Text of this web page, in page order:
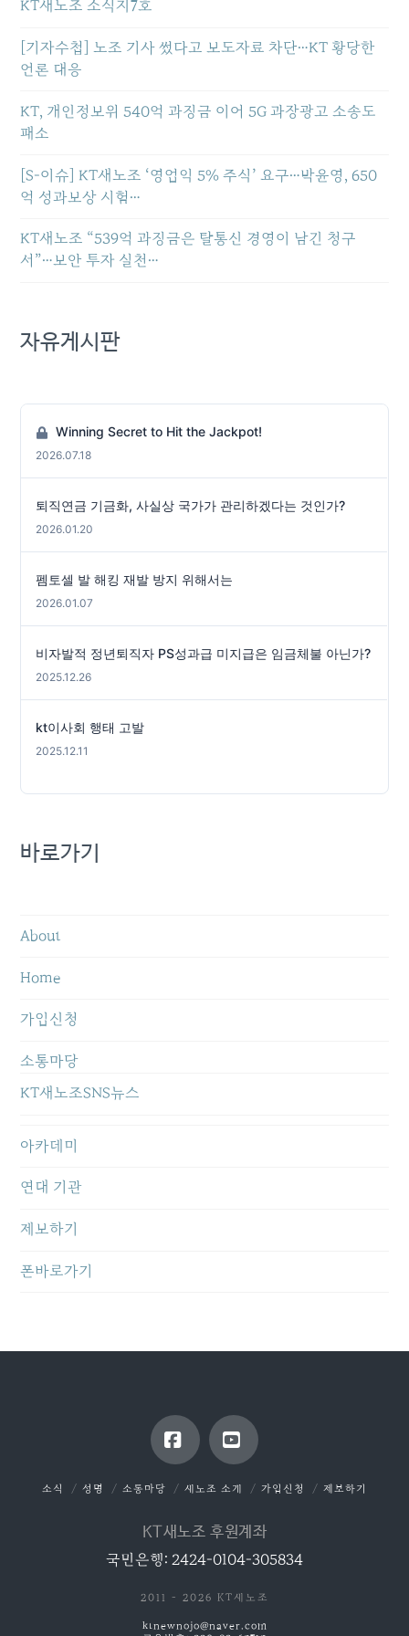
KT새노조 소식지7호
[기자수첩] 노조 기사 썼다고 보도자료 차단…KT 황당한
언론 대응
KT, 개인정보위 540억 과징금 이어 5G 과장광고 소송도
패소
[S-이슈] KT새노조 ‘영업익 5% 주식’ 요구…박윤영, 650
억 성과보상 시험…
KT새노조 “539억 과징금은 탈통신 경영이 남긴 청구
서”…보안 투자 실천…
자유게시판
Winning Secret to Hit the Jackpot!
2026.07.18
퇴직연금 기금화, 사실상 국가가 관리하겠다는 것인가?
2026.01.20
펨토셀 발 해킹 재발 방지 위해서는
2026.01.07
비자발적 정년퇴직자 PS성과급 미지급은 임금체불 아닌가?
2025.12.26
kt이사회 행태 고발
2025.12.11
바로가기
About
Home
가입신청
소통마당
KT새노조SNS뉴스
아카데미
연대 기관
제보하기
폰바로가기
FacebookYouTube
소식 성명 소통마당 새노조 소개 가입신청 제보하기
KT새노조 후원계좌
국민은행: 2424-0104-305834
2011 - 2026 KT새노조
ktnewnojo@naver.com